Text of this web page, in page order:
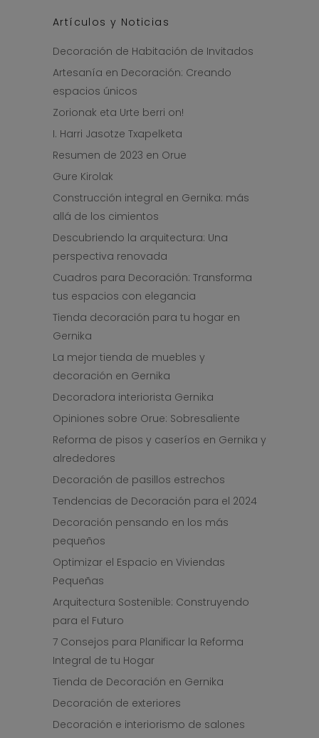
Artículos y Noticias
Decoración de Habitación de Invitados
Artesanía en Decoración: Creando
espacios únicos
Zorionak eta Urte berri on!
I. Harri Jasotze Txapelketa
Resumen de 2023 en Orue
Gure Kirolak
Construcción integral en Gernika: más
allá de los cimientos
Descubriendo la arquitectura: Una
perspectiva renovada
Cuadros para Decoración: Transforma
tus espacios con elegancia
Tienda decoración para tu hogar en
Gernika
La mejor tienda de muebles y
decoración en Gernika
Decoradora interiorista Gernika
Opiniones sobre Orue: Sobresaliente
Reforma de pisos y caseríos en Gernika y
alrededores
Decoración de pasillos estrechos
Tendencias de Decoración para el 2024
Decoración pensando en los más
pequeños
Optimizar el Espacio en Viviendas
Pequeñas
Arquitectura Sostenible: Construyendo
para el Futuro
7 Consejos para Planificar la Reforma
Integral de tu Hogar
Tienda de Decoración en Gernika
Decoración de exteriores
Decoración e interiorismo de salones